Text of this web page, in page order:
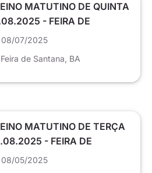
MATUTINO DE QUINTA
- FEIRA DE
08/07/2025
Feira de Santana , BA
MATUTINO DE TERÇA
- FEIRA DE
08/05/2025